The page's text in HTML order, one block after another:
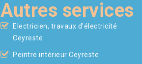
Autres services
Electricien, travaux d'électricité
Ceyreste
Peintre intérieur Ceyreste